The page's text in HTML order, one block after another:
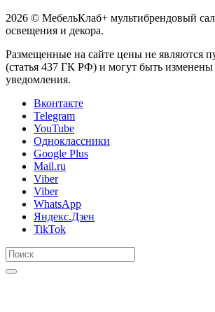
2026 © МебельКлаб+ мультибрендовый
освещения и декора.
Размещенные на сайте цены не являются
(статья 437 ГК РФ) и могут быть изменены
уведомления.
Вконтакте
Telegram
YouTube
Одноклассники
Google Plus
Mail.ru
Viber
Viber
WhatsApp
Яндекс.Дзен
TikTok